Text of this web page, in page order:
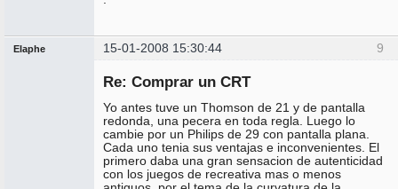
9
Elaphe 15-01-2008 15:30:44
Re: Comprar un CRT
Yo antes tuve un Thomson de 21 y de pantalla
redonda, una pecera en toda regla. Luego lo
cambie por un Philips de 29 con pantalla plana.
Cada uno tenia sus ventajas e inconvenientes. El
primero daba una gran sensacion de autenticidad
con los juegos de recreativa mas o menos